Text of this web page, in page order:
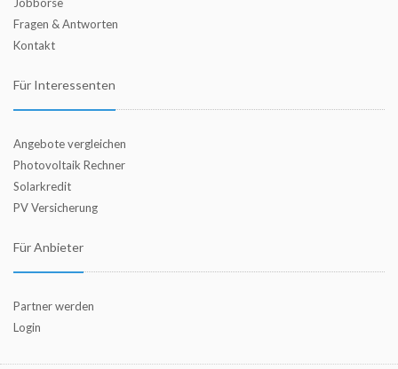
Fragen & Antworten
Kontakt
Für Interessenten
Angebote vergleichen
Photovoltaik Rechner
Solarkredit
PV Versicherung
Für Anbieter
Partner werden
Login